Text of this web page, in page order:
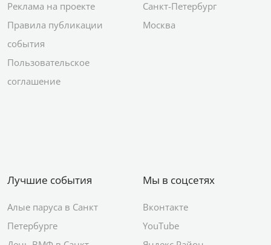
Реклама на проекте
Правила публикации
события
Пользовательское
соглашение
Санкт-Петербург
Москва
Лучшие события
Алые паруса в Санкт
Петербурге
Мы в соцсетях
Вконтакте
YouTube